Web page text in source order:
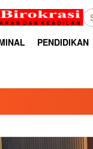
PENDIDIKAN